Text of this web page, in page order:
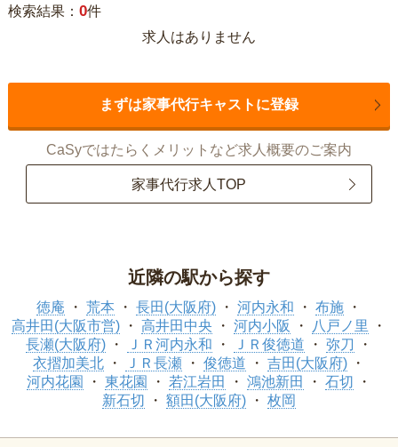
検索結果： 0件
求人はありません
まずは家事代行キャストに登録
CaSyではたらくメリットなど求人概要のご案内
家事代行求人TOP
近隣の駅から探す
徳庵 荒本 長田(大阪府) 河内永和
布施
高井田(大阪市営)
高井田中央 河内小阪
八戸ノ里
長瀬(大阪府)
ＪＲ河内永和 ＪＲ俊徳道
弥刀
衣摺加美北
ＪＲ長瀬 俊徳道
吉田(大阪府)
河内花園
東花園 若江岩田 鴻池新田
石切
新石切
額田(大阪府) 枚岡